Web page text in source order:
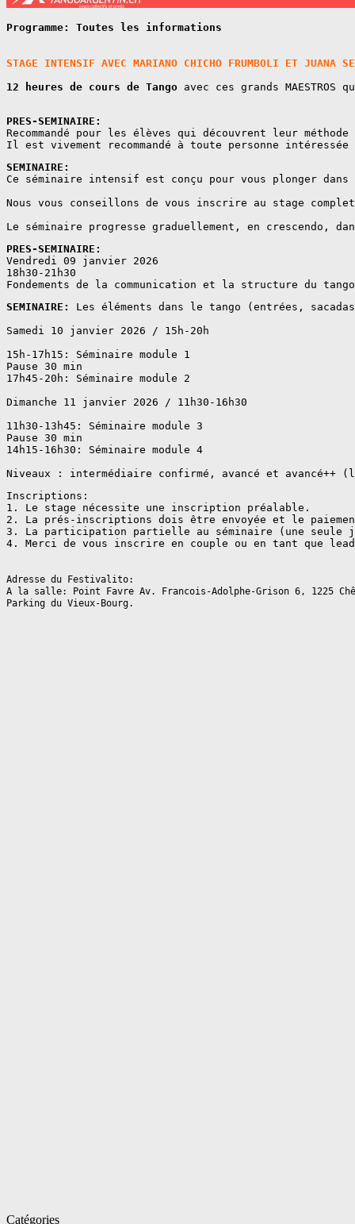
Programme: Toutes les informations
STAGE INTENSIF AVEC MARIANO CHICHO FRUMBOLI ET JUANA
12 heures de cours de Tango avec ces grands
Recommandé pour les élèves qui découvrent leur
Il est vivement recommandé à toute personne
SEMINAIRE:
Ce séminaire intensif est conçu pour vous plonger
Nous vous conseillons de vous inscrire au stage
Le séminaire progresse graduellement, en crescendo,
PRES-SEMINAIRE:
Vendredi 09 janvier 2026
18h30-21h30
Fondements de la communication et la structure du tango
SEMINAIRE: Les éléments dans le tango (entrées,
Samedi 10 janvier 2026 / 15h-20h
15h-17h15: Séminaire module 1
Pause 30 min
17h45-20h: Séminaire module 2
Dimanche 11 janvier 2026 / 11h30-16h30
11h30-13h45: Séminaire module 3
Pause 30 min
14h15-16h30: Séminaire module 4
Inscriptions:
1. Le stage nécessite une inscription préalable.
2. La prés-inscriptions dois être envoyée et le
3. La participation partielle au séminaire (une seule
4. Merci de vous inscrire en couple ou en tant que
Adresse du Festivalito:
A la salle: Point Favre Av. Francois-Adolphe-Grison 6, 1225
Catégories